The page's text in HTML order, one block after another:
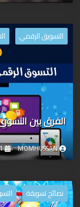
التسويق الرقمي
الفرق بين
MOMHUSSAN
01
نصائح تسويقة